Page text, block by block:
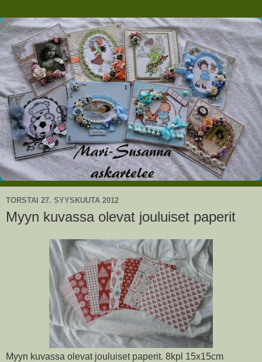
TORSTAI 27. SYYSKUUTA 2012
Myyn kuvassa olevat jouluiset paperit
Myyn kuvassa olevat jouluiset paperit. 8kpl 15x15cm